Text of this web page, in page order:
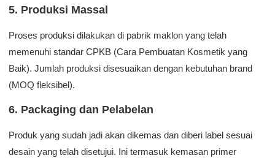
5. Produksi Massal
Proses produksi dilakukan di pabrik maklon yang telah
memenuhi standar CPKB (Cara Pembuatan Kosmetik yang
Baik). Jumlah produksi disesuaikan dengan kebutuhan brand
(MOQ fleksibel).
6. Packaging dan Pelabelan
Produk yang sudah jadi akan dikemas dan diberi label sesuai
desain yang telah disetujui. Ini termasuk kemasan primer